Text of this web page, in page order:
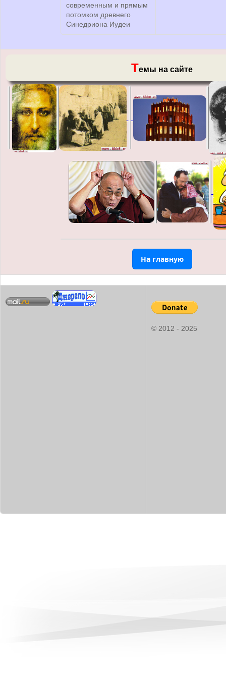
современным и прямым
потомком древнего
Синедриона Иудеи
Темы на сайте
На главную
© 2012 - 2025